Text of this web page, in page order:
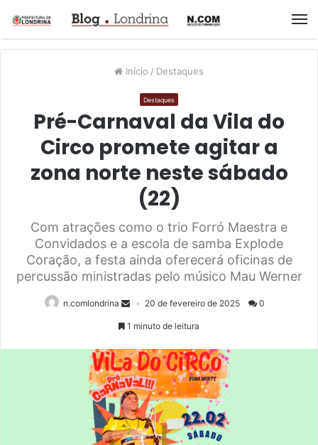
Início / Destaques
Destaques
Pré-Carnaval da Vila do
Circo promete agitar a
zona norte neste sábado
(22)
Com atrações como o trio Forró Maestra e
Convidados e a escola de samba Explode
Coração, a festa ainda oferecerá oficinas de
percussão ministradas pelo músico Mau Werner
n.comlondrina 20 de fevereiro de 2025 0
1 minuto de leitura